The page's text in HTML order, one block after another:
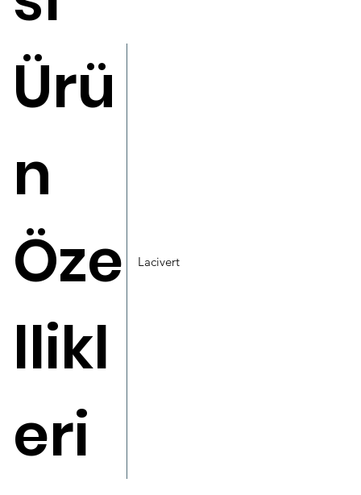
Ürü
n
Öze
llikl
eri
Lacivert